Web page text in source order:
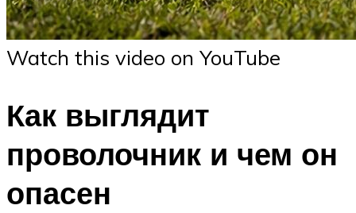
Watch this video on YouTube
Как выглядит
проволочник и чем он
опасен